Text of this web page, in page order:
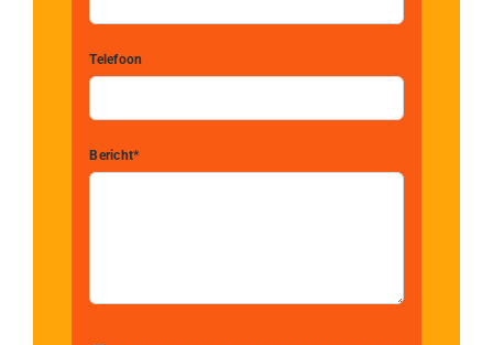
Telefoon
Bericht*